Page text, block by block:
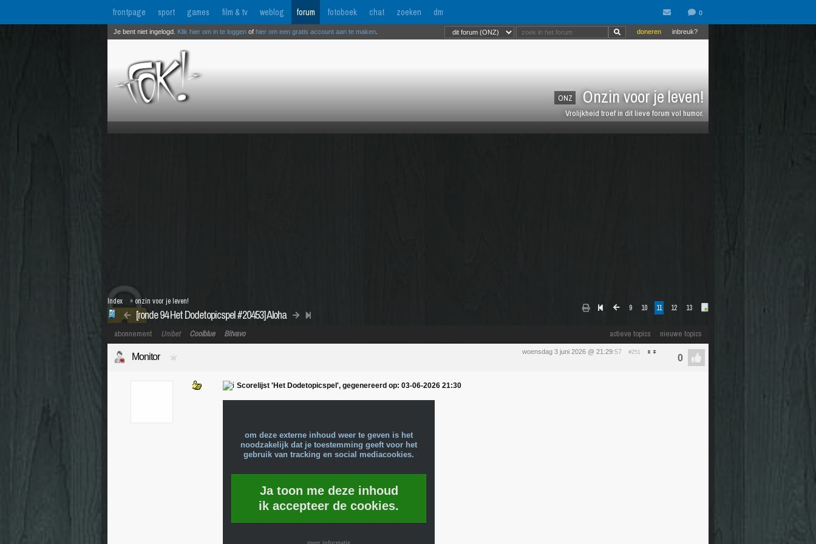
frontpage sport games film & tv weblog forum fotoboek chat zoeken dm
ONZ Onzin voor je leven!
Vrolijkheid troef in dit lieve forum vol humor.
inbreuk?
doneren
Je bent niet ingelogd. Klik hier om in te loggen of hier om een gratis account aan te maken
9 10 11 12 13
[ronde 94 Het Dodetopicspel #20453] Aloha
Index » onzin voor je leven!
actieve topics nieuwe topics
abonnement Unibet Coolblue Bitvavo
woensdag 3 juni 2026 @ 21:29:57 #251
Monitor
Scorelijst 'Het Dodetopicspel', gegenereerd op: 03-06-2026 21:30
om deze externe inhoud weer te geven is het
noodzakelijk dat je toestemming geeft voor het
gebruik van tracking en social mediacookies.
Ja toon me deze inhoud
ik accepteer de cookies.
meer informatie